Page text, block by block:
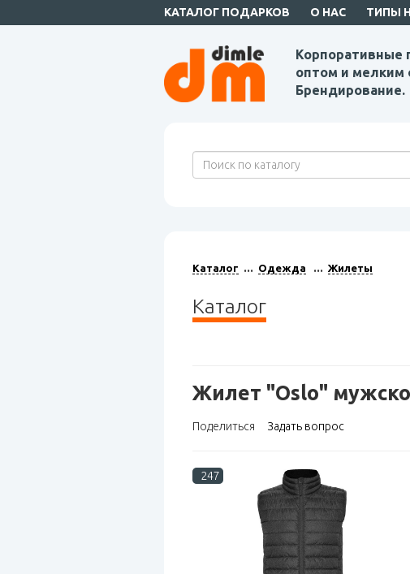
КАТАЛОГ ПОДАРКОВ О НАС ТИПЫ
Корпоративные
оптом и мелким
Брендирование.
Каталог Одежда Жилеты
Каталог
Жилет "Oslo"
Поделиться Задать вопрос
247